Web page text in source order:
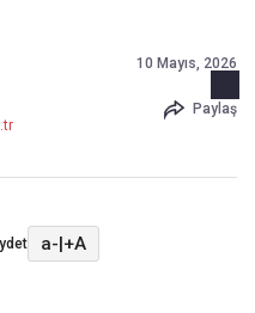
10 Mayıs, 2026
Paylaş
a-|+A